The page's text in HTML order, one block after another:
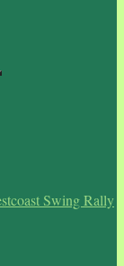
Swing Rally